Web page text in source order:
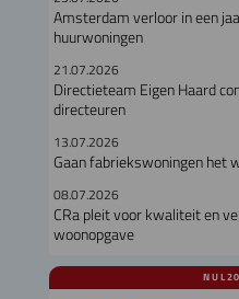
Amsterdam verloor in een
huurwoningen
21.07.2026
Directieteam Eigen Haard
directeuren
13.07.2026
Gaan fabriekswoningen het
08.07.2026
CRa pleit voor kwaliteit en
woonopgave